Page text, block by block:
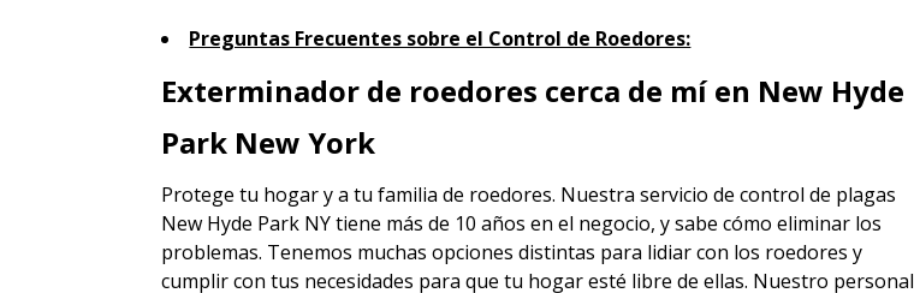
Preguntas Frecuentes sobre el Control de Roedores:
Exterminador de roedores cerca de mí en New Hyde
Park New York
Protege tu hogar y a tu familia de roedores. Nuestraservicio de control de plagas
New Hyde Park NYtiene más de 10 años en el negocio, y sabe cómo eliminar los
problemas. Tenemos muchas opciones distintas para lidiar con los roedores y
cumplir con tus necesidades para que tu hogar esté libre de ellas. Nuestro personal